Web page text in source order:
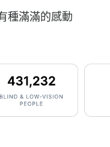
種滿滿的感動